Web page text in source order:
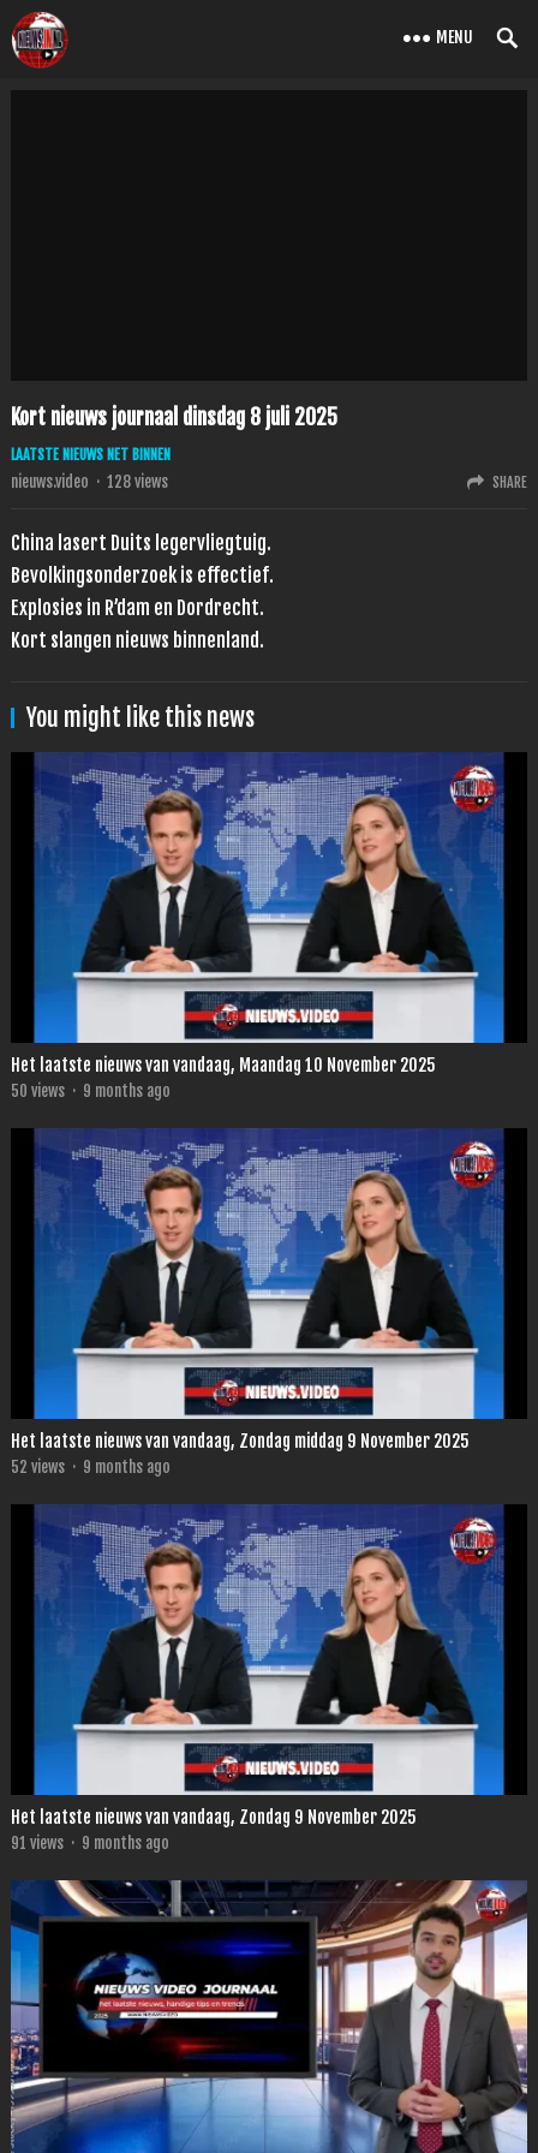
MENU
Kort nieuws journaal dinsdag 8 juli 2025
LAATSTE NIEUWS NET BINNEN
nieuws.video · 128views SHARE
China lasert Duits legervliegtuig.
Bevolkingsonderzoek is effectief.
Explosies in R’dam en Dordrecht.
Kort slangen nieuws binnenland.
You might like this news
Het laatste nieuws van vandaag, Maandag 10 November 2025
50 views · 9 months ago
Het laatste nieuws van vandaag, Zondag middag 9 November 2025
52 views · 9 months ago
Het laatste nieuws van vandaag, Zondag 9 November 2025
91 views · 9 months ago